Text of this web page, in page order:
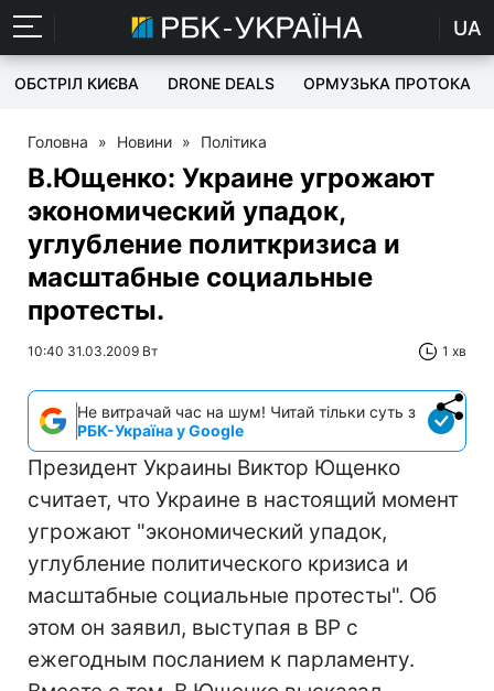
UA
ОБСТРІЛ КИЄВА DRONE DEALS ОРМУЗЬКА ПРОТОКА
Головна » Новини » Політика
В.Ющенко: Украине угрожают
экономический упадок,
углубление политкризиса и
масштабные социальные
протесты.
10:40 31.03.2009 Вт 1 хв
Не витрачай час на шум! Читай тільки суть з
РБК-Україна у Google
Президент Украины Виктор Ющенко
считает, что Украине в настоящий момент
угрожают "экономический упадок,
углубление политического кризиса и
масштабные социальные протесты". Об
этом он заявил, выступая в ВР с
ежегодным посланием к парламенту.